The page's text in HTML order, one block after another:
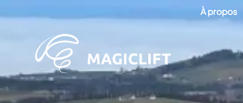
À propos